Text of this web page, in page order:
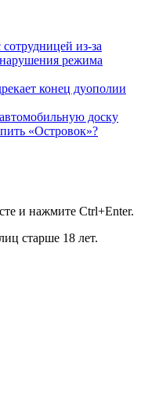
из-за
режима
конец дуополии
доску
«Островок»?
и нажмите Ctrl+Enter.
старше 18 лет.